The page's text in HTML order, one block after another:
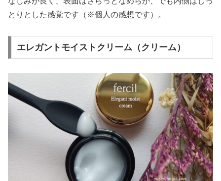
とりとした感覚です（※個人の感想です）。
エレガントモイストクリーム（クリーム）